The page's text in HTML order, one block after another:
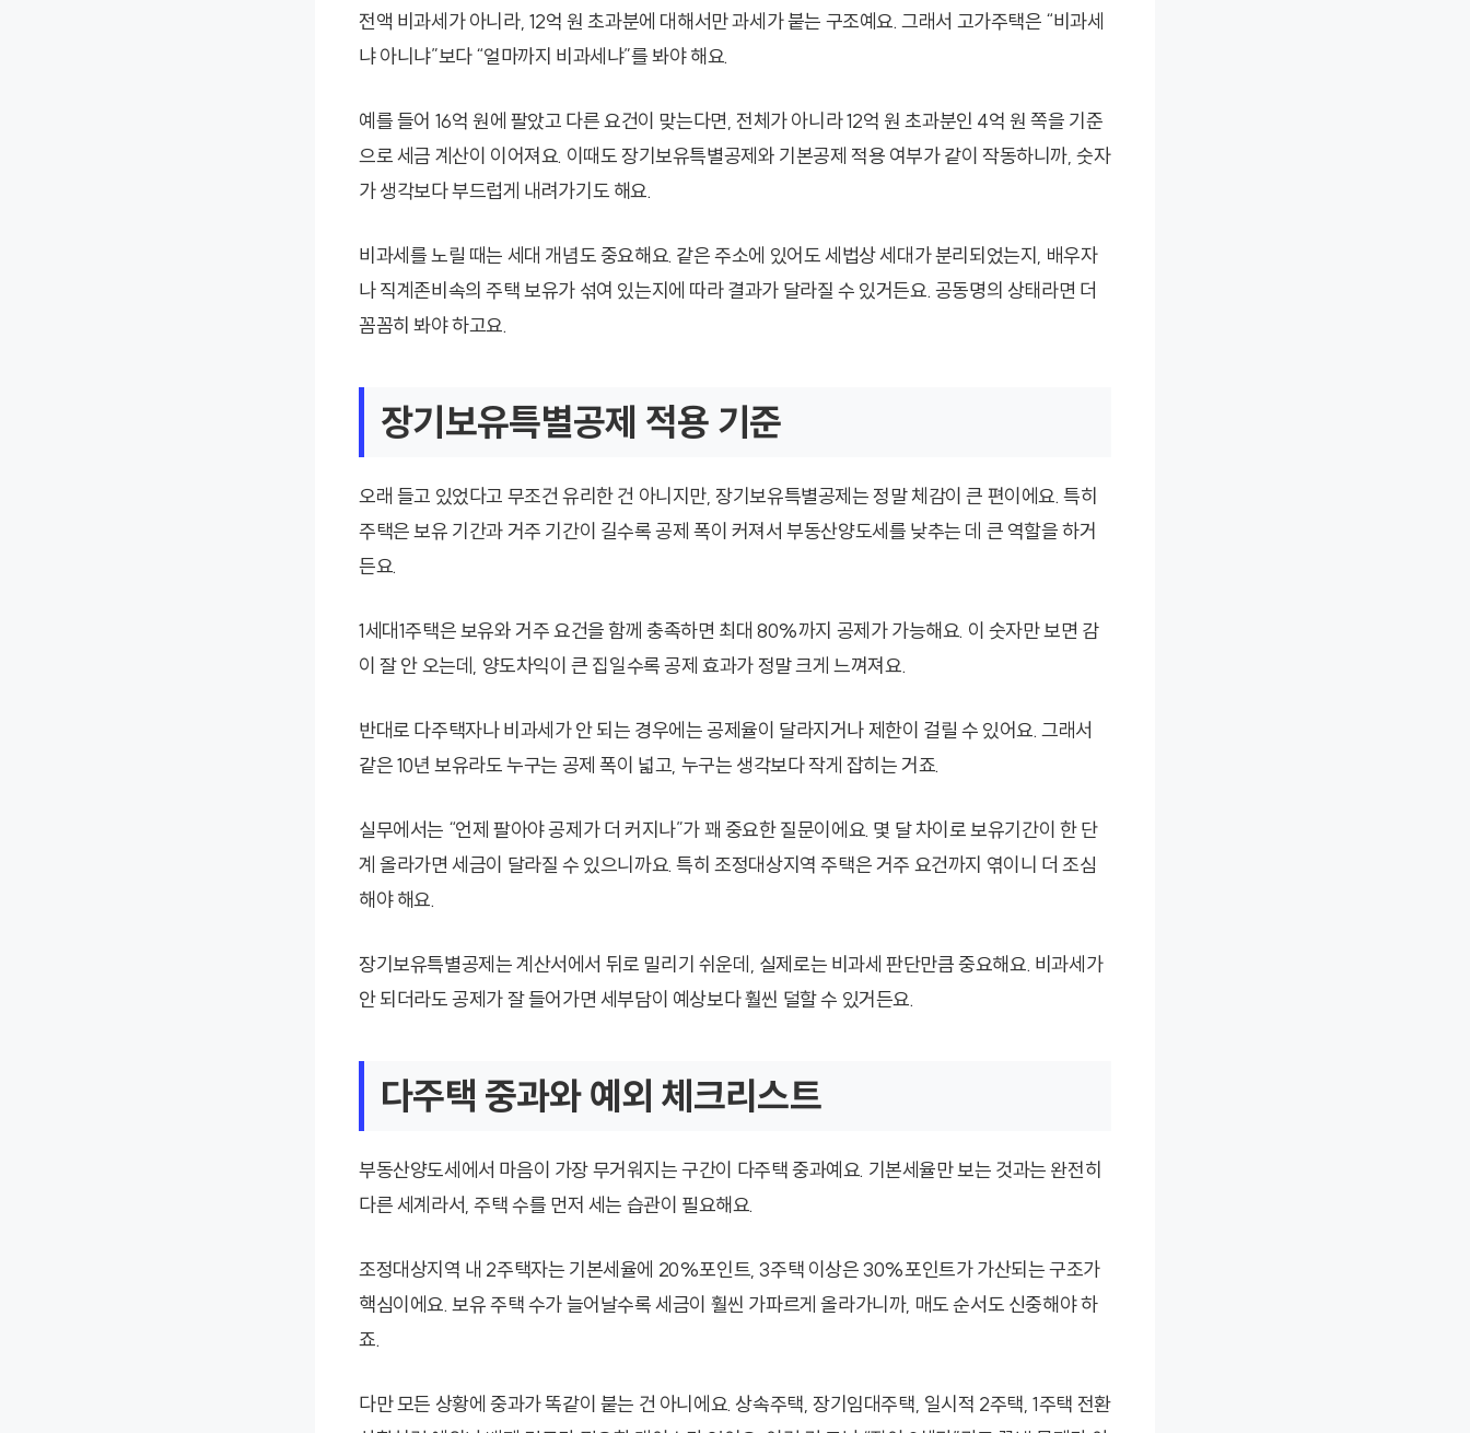
전액 비과세가 아니라, 12억 원 초과분에 대해서만 과세가 붙는 구조예요. 그래서 고가주택은 “비과세
냐 아니냐”보다 “얼마까지 비과세냐”를 봐야 해요.
예를 들어 16억 원에 팔았고 다른 요건이 맞는다면, 전체가 아니라 12억 원 초과분인 4억 원 쪽을 기준
으로 세금 계산이 이어져요. 이때도 장기보유특별공제와 기본공제 적용 여부가 같이 작동하니까, 숫자
가 생각보다 부드럽게 내려가기도 해요.
비과세를 노릴 때는 세대 개념도 중요해요. 같은 주소에 있어도 세법상 세대가 분리되었는지, 배우자
나 직계존비속의 주택 보유가 섞여 있는지에 따라 결과가 달라질 수 있거든요. 공동명의 상태라면 더
꼼꼼히 봐야 하고요.
장기보유특별공제 적용 기준
오래 들고 있었다고 무조건 유리한 건 아니지만, 장기보유특별공제는 정말 체감이 큰 편이에요. 특히
주택은 보유 기간과 거주 기간이 길수록 공제 폭이 커져서 부동산양도세를 낮추는 데 큰 역할을 하거
든요.
1세대1주택은 보유와 거주 요건을 함께 충족하면 최대 80%까지 공제가 가능해요. 이 숫자만 보면 감
이 잘 안 오는데, 양도차익이 큰 집일수록 공제 효과가 정말 크게 느껴져요.
반대로 다주택자나 비과세가 안 되는 경우에는 공제율이 달라지거나 제한이 걸릴 수 있어요. 그래서
같은 10년 보유라도 누구는 공제 폭이 넓고, 누구는 생각보다 작게 잡히는 거죠.
실무에서는 “언제 팔아야 공제가 더 커지나”가 꽤 중요한 질문이에요. 몇 달 차이로 보유기간이 한 단
계 올라가면 세금이 달라질 수 있으니까요. 특히 조정대상지역 주택은 거주 요건까지 엮이니 더 조심
해야 해요.
장기보유특별공제는 계산서에서 뒤로 밀리기 쉬운데, 실제로는 비과세 판단만큼 중요해요. 비과세가
안 되더라도 공제가 잘 들어가면 세부담이 예상보다 훨씬 덜할 수 있거든요.
다주택 중과와 예외 체크리스트
부동산양도세에서 마음이 가장 무거워지는 구간이 다주택 중과예요. 기본세율만 보는 것과는 완전히
다른 세계라서, 주택 수를 먼저 세는 습관이 필요해요.
조정대상지역 내 2주택자는 기본세율에 20%포인트, 3주택 이상은 30%포인트가 가산되는 구조가
핵심이에요. 보유 주택 수가 늘어날수록 세금이 훨씬 가파르게 올라가니까, 매도 순서도 신중해야 하
죠.
다만 모든 상황에 중과가 똑같이 붙는 건 아니에요. 상속주택, 장기임대주택, 일시적 2주택, 1주택 전환